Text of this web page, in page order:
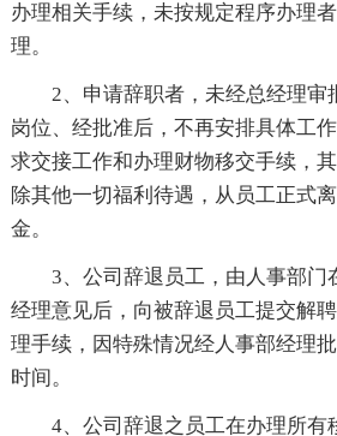
办理相关手续，未按规定程序办理
理。
2、申请辞职者，未经总经理审
岗位、经批准后，不再安排具体工
求交接工作和办理财物移交手续，
除其他一切福利待遇，从员工正式
金。
3、公司辞退员工，由人事部门
经理意见后，向被辞退员工提交解
理手续，因特殊情况经人事部经理
时间。
4、公司辞退之员工在办理所有